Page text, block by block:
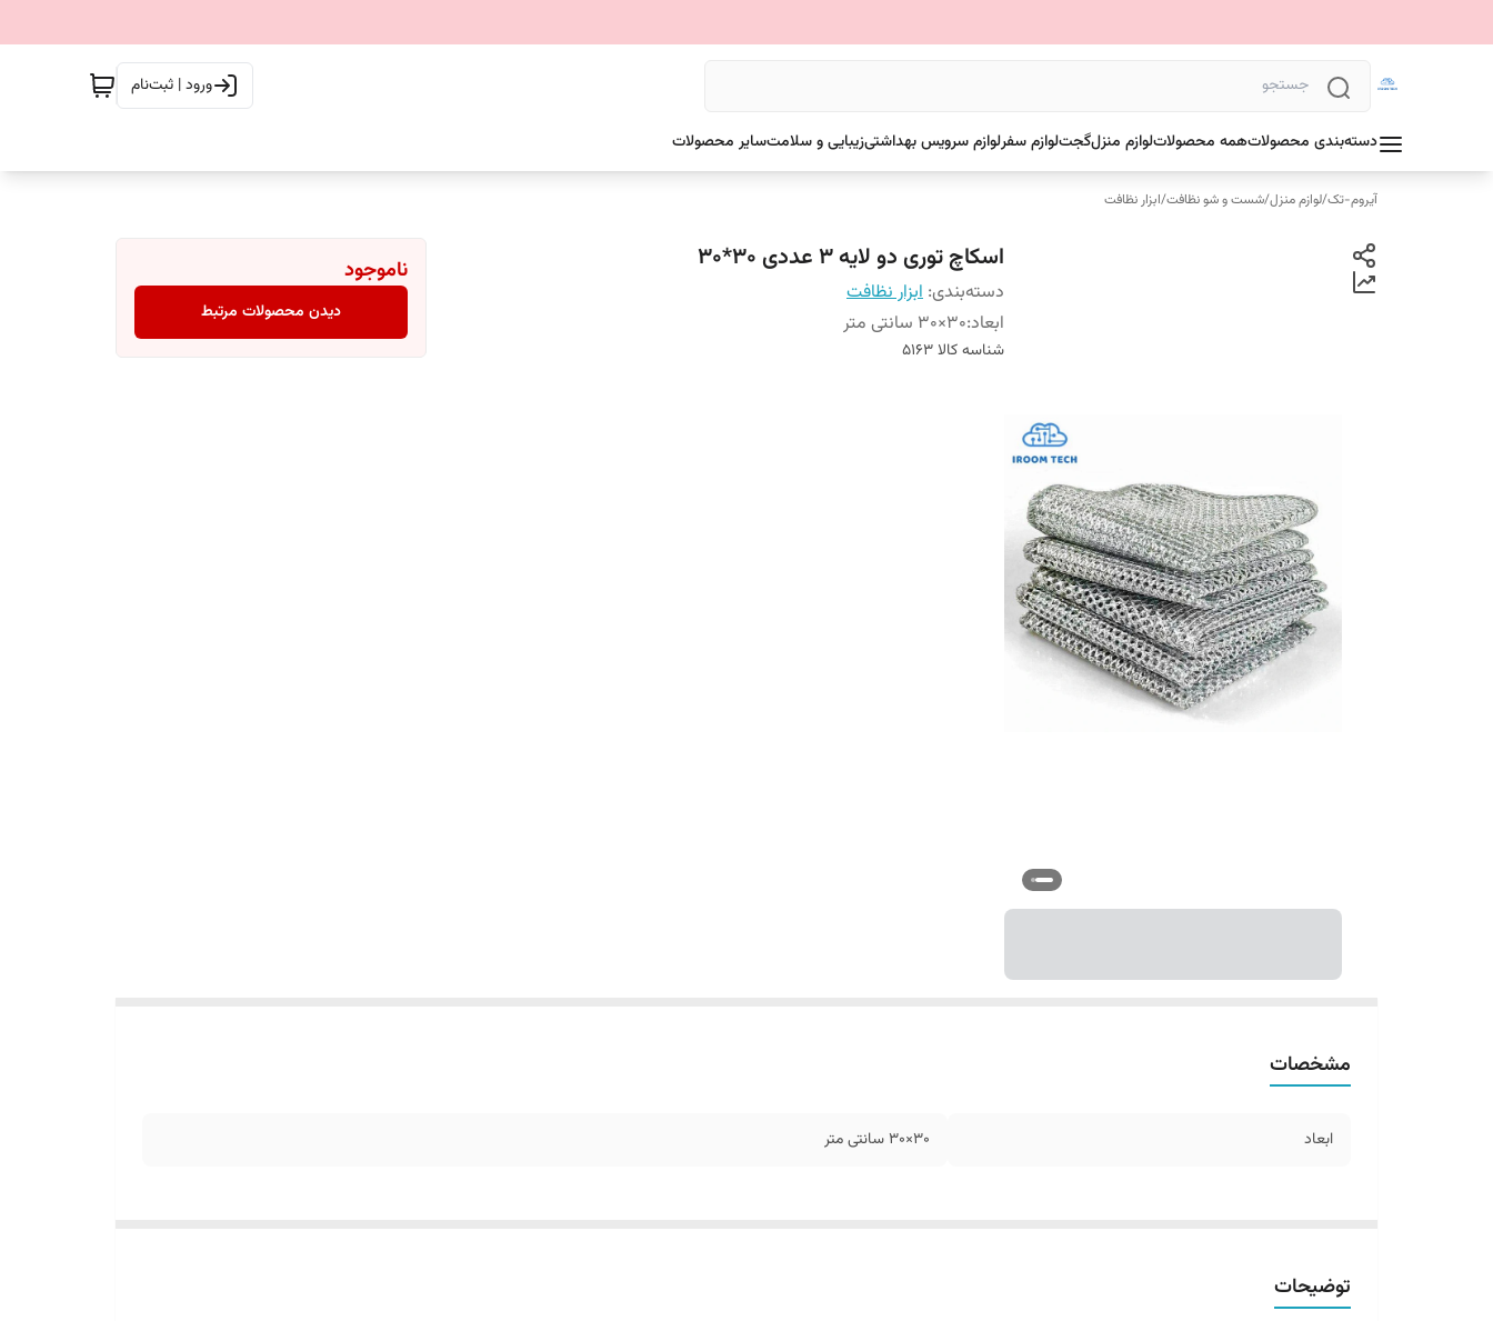
ورود | ثبت‌نام
دسته‌بندی محصولاتهمه محصولاتلوازم منزلگجتلوازم سفرلوازم سرویس بهداشتیزیبایی و سلامتسایر محصولات
آیروم-تک/لوازم منزل/شست و شو نظافت/ابزار نظافت
اسکاچ توری دو لایه 3 عددی 30*30
دسته‌بندی: ابزار نظافت
ابعاد:30×30 سانتی متر
شناسه کالا5163
ناموجود
دیدن محصولات مرتبط
مشخصات
ابعاد 30×30 سانتی متر
توضیحات